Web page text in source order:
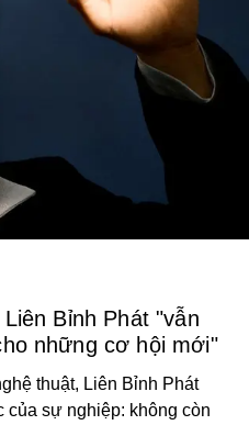
Bỉnh Phát "vẫn
những cơ hội mới"
thuật, Liên Bỉnh Phát
của sự nghiệp: không còn